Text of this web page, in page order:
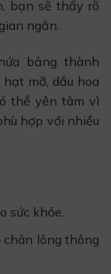
bạn sẽ thấy rõ
ngắn.
bảng thành
mỡ, dầu hoa
thể yên tâm vì
hợp với nhiều
sức khỏe.
chân lông thông